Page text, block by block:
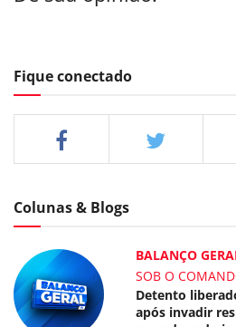
Fique conectado
Colunas & Blogs
BALANÇO
SOB O
Detento
após invadir